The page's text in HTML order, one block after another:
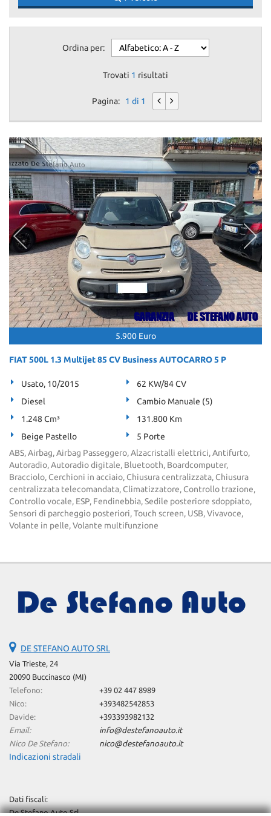
Ordina per:
Trovati 1 risultati
Pagina: 1 di 1
5.900 Euro
FIAT 500L 1.3 Multijet 85 CV Business AUTOCARRO 5 P
Usato, 10/2015
62 KW/84 CV
Diesel
Cambio Manuale (5)
1.248 Cm³
131.800 Km
Beige Pastello
5 Porte
ABS, Airbag, Airbag Passeggero, Alzacristalli elettrici, Antifurto,
Autoradio, Autoradio digitale, Bluetooth, Boardcomputer,
Bracciolo, Cerchioni in acciaio, Chiusura centralizzata, Chiusura
centralizzata telecomandata, Climatizzatore, Controllo trazione,
Controllo vocale, ESP, Fendinebbia, Sedile posteriore sdoppiato,
Sensori di parcheggio posteriori, Touch screen, USB, Vivavoce,
Volante in pelle, Volante multifunzione
DE STEFANO AUTO SRL
Via Trieste, 24
20090 Buccinasco (MI)
Telefono:
+39 02 447 8989
Nico:
+393482542853
Davide:
+393393982132
Email:
info@destefanoauto.it
Nico De Stefano:
nico@destefanoauto.it
Indicazioni stradali
Dati fiscali:
De Stefano Auto Srl